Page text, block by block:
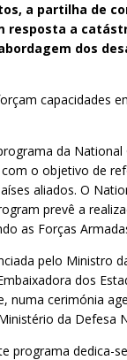
a partilha de
resposta a
dos
capacidades
da National
o objetivo de
aliados. O
prevê a
as Forças
pelo Ministro
dos
numa cerimónia
da Defesa
programa dedica-